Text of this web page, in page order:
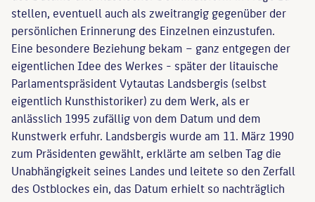
stellen, eventuell auch als zweitrangig gegenüber der
persönlichen Erinnerung des Einzelnen einzustufen.
Eine besondere Beziehung bekam – ganz entgegen der
eigentlichen Idee des Werkes - später der litauische
Parlamentspräsident Vytautas Landsbergis (selbst
eigentlich Kunsthistoriker) zu dem Werk, als er
anlässlich 1995 zufällig von dem Datum und dem
Kunstwerk erfuhr. Landsbergis wurde am 11. März 1990
zum Präsidenten gewählt, erklärte am selben Tag die
Unabhängigkeit seines Landes und leitete so den Zerfall
des Ostblockes ein, das Datum erhielt so nachträglich